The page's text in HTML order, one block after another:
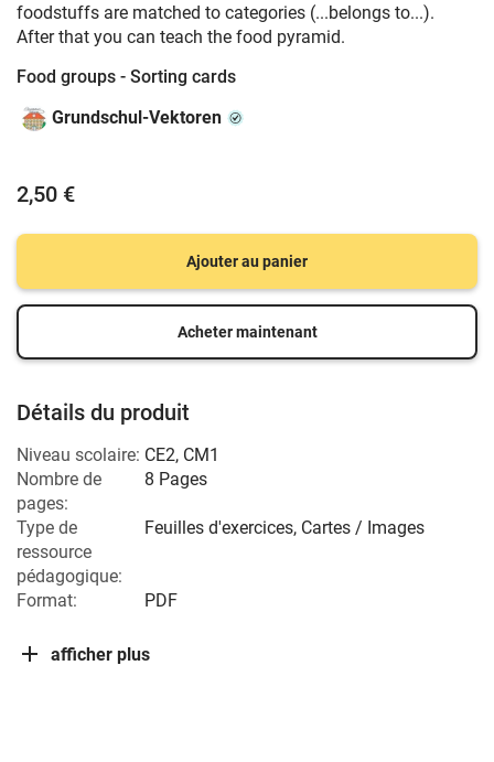
foodstuffs are matched to categories (...belongs to...).
After that you can teach the food pyramid.
Food groups - Sorting cards
Grundschul-Vektoren
2,50 €
Ajouter au panier
Acheter maintenant
Détails du produit
Niveau scolaire: CE2, CM1
Nombre de
pages:
8 Pages
Type de
ressource
pédagogique:
Feuilles d'exercices, Cartes / Images
Format: PDF
afficher plus